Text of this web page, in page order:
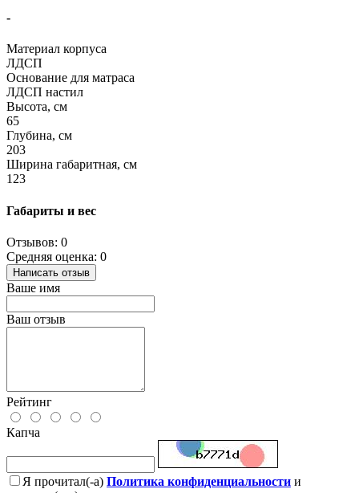
-
Материал корпуса
ЛДСП
Основание для матраса
ЛДСП настил
Высота, см
65
Глубина, см
203
Ширина габаритная, см
123
Габариты и вес
Отзывов: 0
Средняя оценка: 0
Написать отзыв
Ваше имя
Ваш отзыв
Рейтинг
Капча
Я прочитал(-а) Политика конфиденциальности и